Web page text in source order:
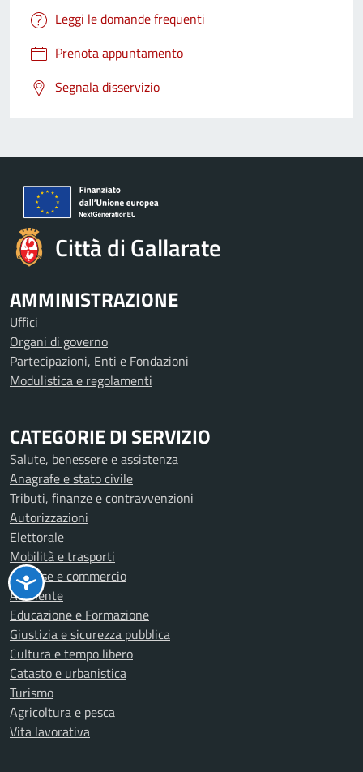
Leggi le domande frequenti
Prenota appuntamento
Segnala disservizio
Città di Gallarate
AMMINISTRAZIONE
Uffici
Organi di governo
Partecipazioni, Enti e Fondazioni
Modulistica e regolamenti
CATEGORIE DI SERVIZIO
Salute, benessere e assistenza
Anagrafe e stato civile
Tributi, finanze e contravvenzioni
Autorizzazioni
Elettorale
Mobilità e trasporti
Imprese e commercio
Ambiente
Educazione e Formazione
Giustizia e sicurezza pubblica
Cultura e tempo libero
Catasto e urbanistica
Turismo
Agricoltura e pesca
Vita lavorativa